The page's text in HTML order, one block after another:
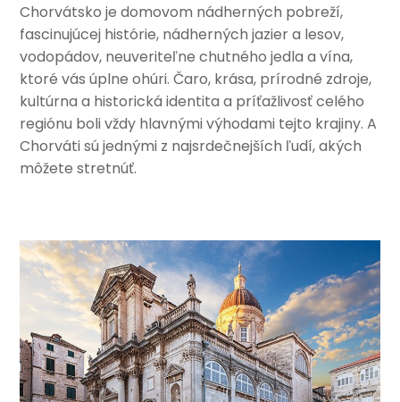
Chorvátsko je domovom nádherných pobreží,
fascinujúcej histórie, nádherných jazier a lesov,
vodopádov, neuveriteľne chutného jedla a vína,
ktoré vás úplne ohúri. Čaro, krása, prírodné zdroje,
kultúrna a historická identita a príťažlivosť celého
regiónu boli vždy hlavnými výhodami tejto krajiny. A
Chorváti sú jednými z najsrdečnejších ľudí, akých
môžete stretnúť.